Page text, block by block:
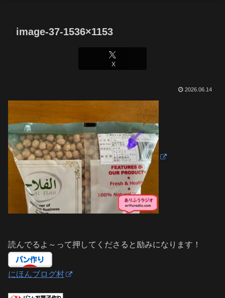
image-37-1536×1153
X
2026.06.14
読んでるよ～って押してくださると励みになります！
にほんブログ村